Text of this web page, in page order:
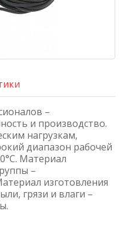
–
и производство.
нагрузкам,
диапазон рабочей
Материал
–
изготовления
грязи и влаги –